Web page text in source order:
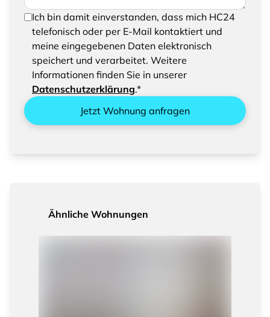
Um Ihre Anfrage senden zu können, bestätigen
Sie bitte das Speichern und Verarbeiten Ihrer
eingegebenen Daten
Ich bin damit einverstanden, dass mich HC24
telefonisch oder per E-Mail kontaktiert und
meine eingegebenen Daten elektronisch
speichert und verarbeitet. Weitere
Informationen finden Sie in unserer
Datenschutzerklärung.*
Jetzt Wohnung anfragen
Ähnliche Wohnungen